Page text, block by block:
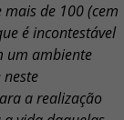
de 100 (cem
é incontestável
um ambiente
a realização